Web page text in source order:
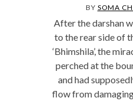
BY SOMA
After the darshan
to the rear side of
‘Bhimshila’, the
perched at the
and had
flow from